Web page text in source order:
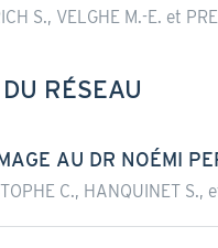
S., VELGHE M.-E. et
RÉSEAU
AU DR NOÉMI
C., HANQUINET S.,